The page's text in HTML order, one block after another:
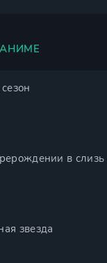
звезда